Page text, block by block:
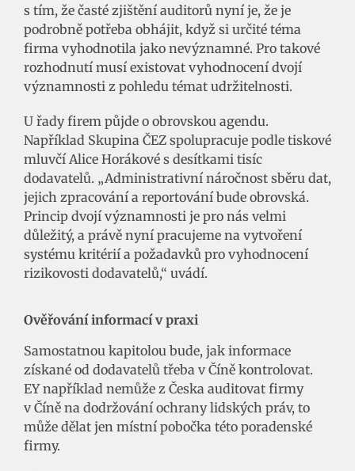
s tím, že časté zjištění auditorů nyní je, že je
podrobně potřeba obhájit, když si určité téma
firma vyhodnotila jako nevýznamné. Pro takové
rozhodnutí musí existovat vyhodnocení dvojí
významnosti z pohledu témat udržitelnosti.
U řady firem půjde o obrovskou agendu.
Například Skupina ČEZ spolupracuje podle tiskové
mluvčí Alice Horákové s desítkami tisíc
dodavatelů. „Administrativní náročnost sběru dat,
jejich zpracování a reportování bude obrovská.
Princip dvojí významnosti je pro nás velmi
důležitý, a právě nyní pracujeme na vytvoření
systému kritérií a požadavků pro vyhodnocení
rizikovosti dodavatelů,“ uvádí.
Ověřování informací v praxi
Samostatnou kapitolou bude, jak informace
získané od dodavatelů třeba v Číně kontrolovat.
EY například nemůže z Česka auditovat firmy
v Číně na dodržování ochrany lidských práv, to
může dělat jen místní pobočka této poradenské
firmy.